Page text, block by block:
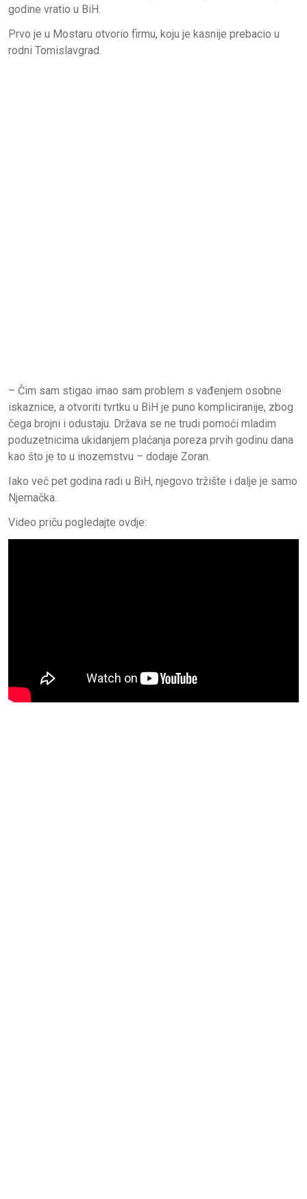
godine vratio u BiH.
Prvo je u Mostaru otvorio firmu, koju je kasnije prebacio u
rodni Tomislavgrad.
– Čim sam stigao imao sam problem s vađenjem osobne
iskaznice, a otvoriti tvrtku u BiH je puno kompliciranije, zbog
čega brojni i odustaju. Država se ne trudi pomoći mladim
poduzetnicima ukidanjem plaćanja poreza prvih godinu dana
kao što je to u inozemstvu – dodaje Zoran.
Iako već pet godina radi u BiH, njegovo tržište i dalje je samo
Njemačka.
Video priču pogledajte ovdje: